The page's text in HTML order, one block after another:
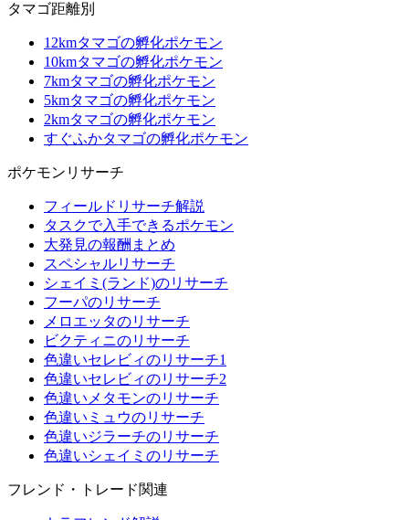
タマゴ距離別
12kmタマゴの孵化ポケモン
10kmタマゴの孵化ポケモン
7kmタマゴの孵化ポケモン
5kmタマゴの孵化ポケモン
2kmタマゴの孵化ポケモン
すぐふかタマゴの孵化ポケモン
ポケモンリサーチ
フィールドリサーチ解説
タスクで入手できるポケモン
大発見の報酬まとめ
スペシャルリサーチ
シェイミ(ランド)のリサーチ
フーパのリサーチ
メロエッタのリサーチ
ビクティニのリサーチ
色違いセレビィのリサーチ1
色違いセレビィのリサーチ2
色違いメタモンのリサーチ
色違いミュウのリサーチ
色違いジラーチのリサーチ
色違いシェイミのリサーチ
フレンド・トレード関連